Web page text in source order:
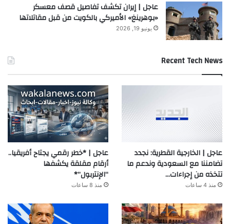
عاجل | إيران تكشف تفاصيل قصف معسكر
«بوهرينغ» الأميركي بالكويت من قبل مقاتلاتها
يونيو 19, 2026
Recent Tech News
عاجل | الخارجية القطرية: نجدد
تضامننا مع السعودية وندعم ما
تتخذه من إجراءات…
منذ 4 ساعات
عاجل | *خطر رقمي يجتاح أفريقيا..
أرقام مقلقة يكشفها
“الإنتربول”*
منذ 8 ساعات